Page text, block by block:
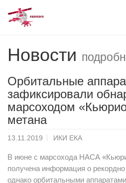
mainНовости
Орбитальные
зафиксировали
марсоходом
метана
13.11.2019 ИКИ ЕКА
В июне с марсохода НАСА
получена информация о
однако орбитальными